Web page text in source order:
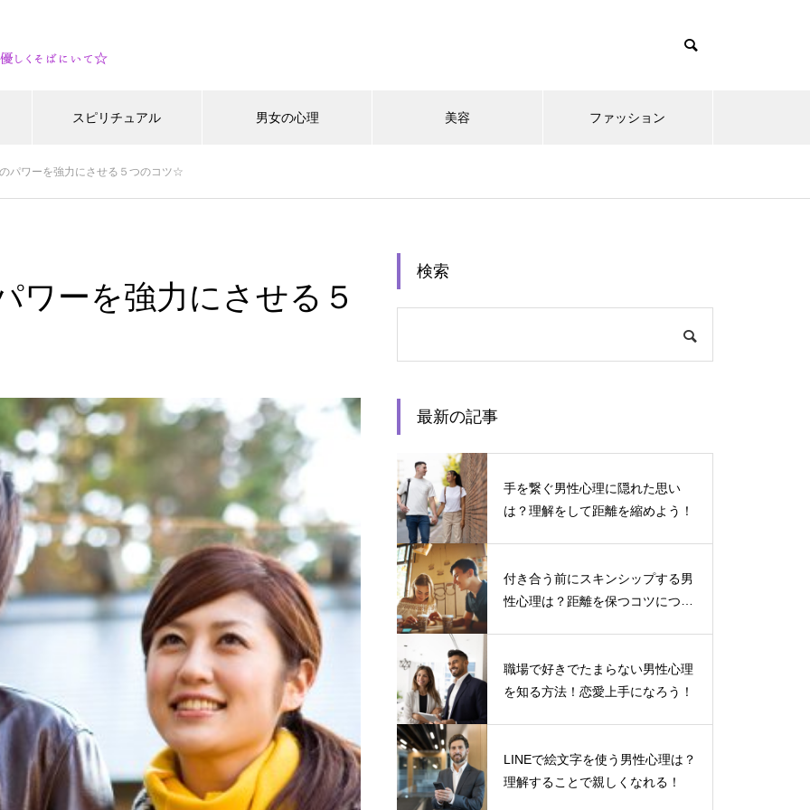
スピリチュアル 男女の心理 美容 ファッション
パワーを強力にさせる５つのコツ☆
ワーを強力にさせる５
検索
最新の記事
手を繋ぐ男性心理に隠れた思い
は？理解をして距離を縮めよう！
付き合う前にスキンシップする男
性心理は？距離を保つコツについ
職場で好きでたまらない男性心理
を知る方法！恋愛上手になろう！
LINEで絵文字を使う男性心理は？
理解することで親しくなれる！